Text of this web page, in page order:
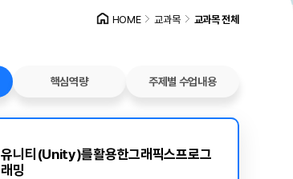
HOME 교과목 교과목 전체
핵심역량 주제별 수업내용
유니티(Unity)를활용한그래픽스프로그
래밍